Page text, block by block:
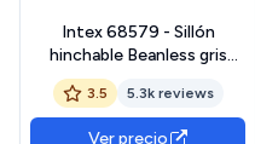
Intex 68579 - Sillón
hinchable Beanless gris
114x114x71 cm
3.5 5.3k reviews
Ver precio